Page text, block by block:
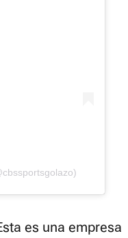
es una empresa